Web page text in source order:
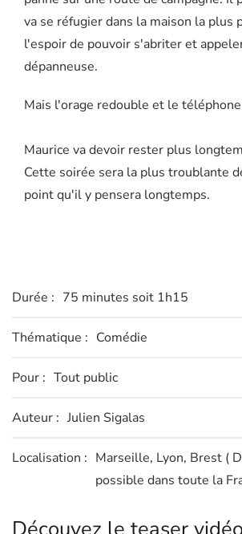
va se réfugier dans la maison la plus
l'espoir de pouvoir s'abriter et
dépanneuse.
Mais l'orage redouble et le téléphone
Maurice va devoir rester plus
Cette soirée sera la plus troublante
point qu'il y pensera longtemps.
Durée : 75 minutes soit 1h15
Thématique : Comédie
Pour : Tout public
Auteur : Julien Sigalas
Localisation : Marseille, Lyon, Brest (
possible dans toute la